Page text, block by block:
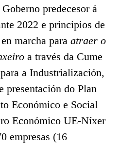
predecesor á
2022 e principios de
marcha para atraer o
a través da Cume
a Industrialización,
presentación do Plan
Económico e Social
Económico UE-Níxer
empresas (16